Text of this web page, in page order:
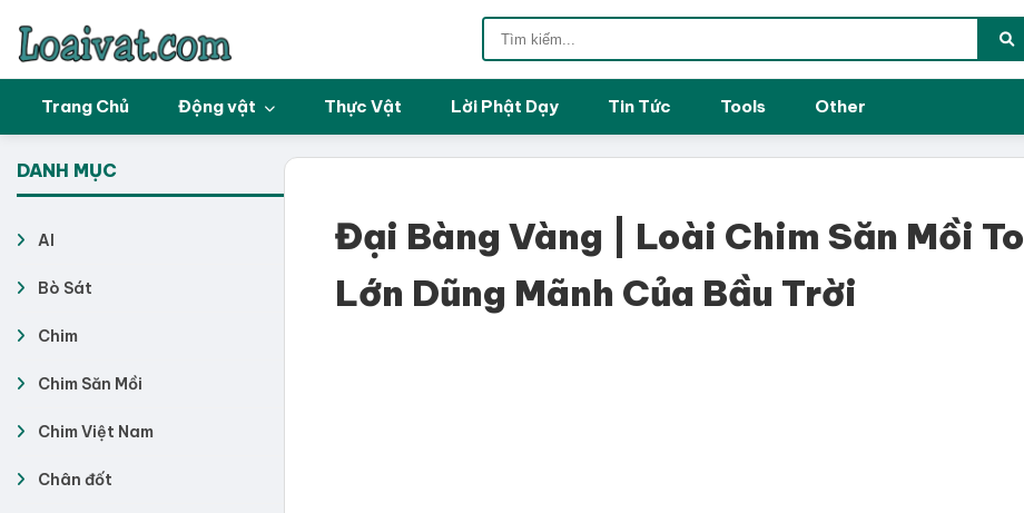
Trang Chủ Động vật Thực Vật Lời Phật Dạy Tin Tức Tools Other
DANH MỤC
AI
Bò Sát
Chim
Chim Săn Mồi
Chim Việt Nam
Chân đốt
Đại Bàng Vàng | Loài Chim Săn Mồi To
Lớn Dũng Mãnh Của Bầu Trời